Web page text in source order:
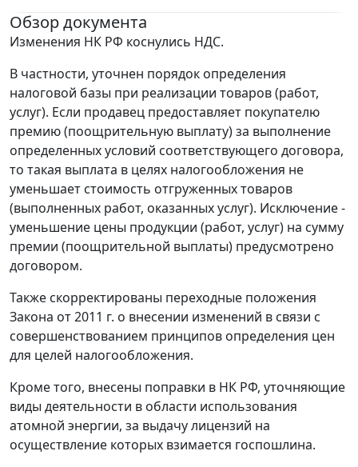
Обзор документа
Изменения НК РФ коснулись НДС.
В частности, уточнен порядок определения
налоговой базы при реализации товаров (работ,
услуг). Если продавец предоставляет покупателю
премию (поощрительную выплату) за выполнение
определенных условий соответствующего договора,
то такая выплата в целях налогообложения не
уменьшает стоимость отгруженных товаров
(выполненных работ, оказанных услуг). Исключение -
уменьшение цены продукции (работ, услуг) на сумму
премии (поощрительной выплаты) предусмотрено
договором.
Также скорректированы переходные положения
Закона от 2011 г. о внесении изменений в связи с
совершенствованием принципов определения цен
для целей налогообложения.
Кроме того, внесены поправки в НК РФ, уточняющие
виды деятельности в области использования
атомной энергии, за выдачу лицензий на
осуществление которых взимается госпошлина.